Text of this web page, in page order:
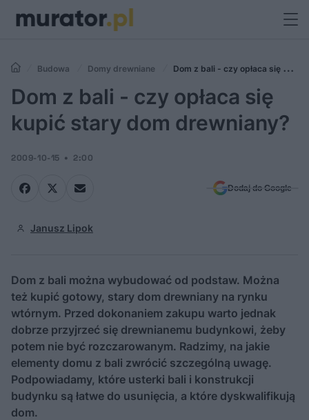
Budowa Domy drewniane
Dom z bali - czy opłaca się kupić
stary dom drewniany?
Dom z bali - czy opłaca się
kupić stary dom drewniany?
2009-10-15 2:00
Dodaj do Google
Janusz Lipok
Dom z bali można wybudować od podstaw. Można
też kupić gotowy, stary dom drewniany na rynku
wtórnym. Przed dokonaniem zakupu warto jednak
dobrze przyjrzeć się drewnianemu budynkowi, żeby
potem nie być rozczarowanym. Radzimy, na jakie
elementy domu z bali zwrócić szczególną uwagę.
Podpowiadamy, które usterki bali i konstrukcji
budynku są łatwe do usunięcia, a które dyskwalifikują
dom.